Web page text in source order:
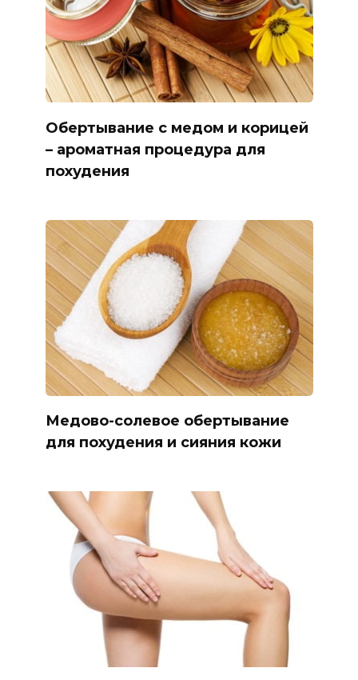
Обертывание с медом и корицей
– ароматная процедура для
похудения
Медово-солевое обертывание
для похудения и сияния кожи